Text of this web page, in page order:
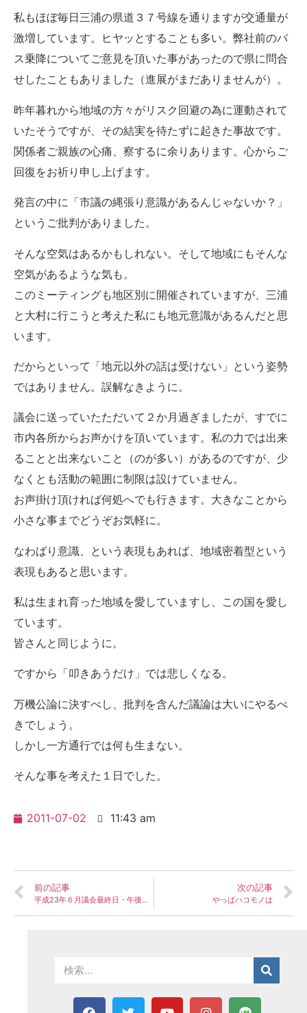
私もほぼ毎日三浦の県道３７号線を通りますが交通量が
激増しています。ヒヤッとすることも多い。弊社前のバ
ス乗降についてご意見を頂いた事があったので県に問合
せしたこともありました（進展がまだありませんが）。
昨年暮れから地域の方々がリスク回避の為に運動されて
いたそうですが、その結実を待たずに起きた事故です。
関係者ご親族の心痛、察するに余りあります。心からご
回復をお祈り申し上げます。
発言の中に「市議の縄張り意識があるんじゃないか？」
というご批判がありました。
そんな空気はあるかもしれない。そして地域にもそんな
空気があるような気も。
このミーティングも地区別に開催されていますが、三浦
と大村に行こうと考えた私にも地元意識があるんだと思
います。
だからといって「地元以外の話は受けない」という姿勢
ではありません。誤解なきように。
議会に送っていたただいて２か月過ぎましたが、すでに
市内各所からお声かけを頂いています。私の力では出来
ることと出来ないこと（のが多い）があるのですが、少
なくとも活動の範囲に制限は設けていません。
お声掛け頂ければ何処へでも行きます。大きなことから
小さな事までどうぞお気軽に。
なわばり意識、という表現もあれば、地域密着型という
表現もあると思います。
私は生まれ育った地域を愛していますし、この国を愛し
ています。
皆さんと同じように。
ですから「叩きあうだけ」では悲しくなる。
万機公論に決すべし、批判を含んだ議論は大いにやるべ
きでしょう。
しかし一方通行では何も生まない。
そんな事を考えた１日でした。
2011-07-02 11:43 am
前の記事
平成23年６月議会最終日・午後の部
次の記事
やっぱハコモノは